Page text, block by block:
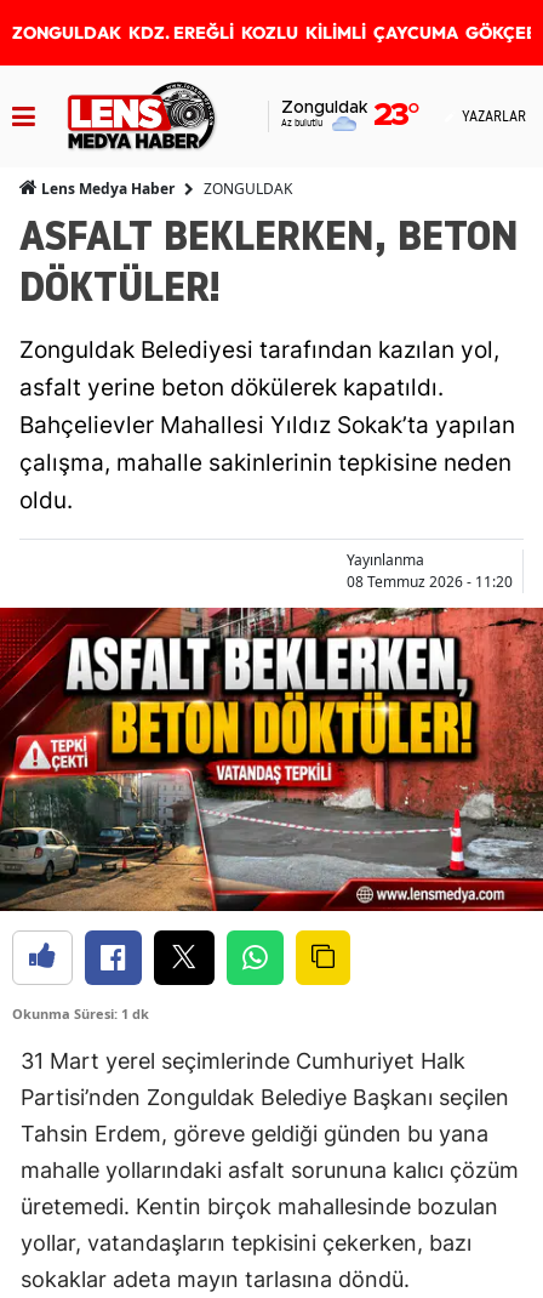
ZONGULDAK KDZ. EREĞLİ KOZLU KİLİMLİ ÇAYCUMA
Zonguldak
Az bulutlu 23° YAZARLAR
Lens Medya Haber ZONGULDAK
ASFALT BEKLERKEN, BETON
DÖKTÜLER!
Zonguldak Belediyesi tarafından kazılan yol,
asfalt yerine beton dökülerek kapatıldı.
Bahçelievler Mahallesi Yıldız Sokak’ta yapılan
çalışma, mahalle sakinlerinin tepkisine neden
oldu.
Yayınlanma
08 Temmuz 2026 - 11:20
Okunma Süresi: 1 dk
31 Mart yerel seçimlerinde Cumhuriyet Halk
Partisi’nden Zonguldak Belediye Başkanı seçilen
Tahsin Erdem, göreve geldiği günden bu yana
mahalle yollarındaki asfalt sorununa kalıcı çözüm
üretemedi. Kentin birçok mahallesinde bozulan
yollar, vatandaşların tepkisini çekerken, bazı
sokaklar adeta mayın tarlasına döndü.